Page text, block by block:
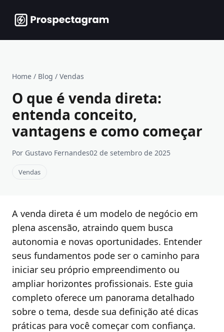
Home / Blog / Vendas
O que é venda direta:
entenda conceito,
vantagens e como começar
Por Gustavo Fernandes02 de setembro de 2025
Vendas
A venda direta é um modelo de negócio em
plena ascensão, atraindo quem busca
autonomia e novas oportunidades. Entender
seus fundamentos pode ser o caminho para
iniciar seu próprio empreendimento ou
ampliar horizontes profissionais. Este guia
completo oferece um panorama detalhado
sobre o tema, desde sua definição até dicas
práticas para você começar com confiança.